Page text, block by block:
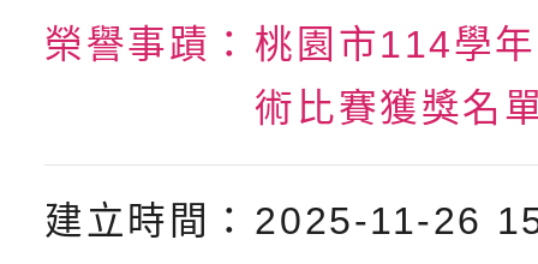
賽實施要點
比賽實施要點」
轉知：「115年金融知
動辦法」
轉知臺中市政府政風處
城市手牽手，綠能透明
畫影片一案
轉知：「115學年度全
劇比賽實施要點」及修
轉知：桃園市115年度
榮譽事蹟： 桃園市114學
術比賽獲獎名
建立時間： 2025-11-26